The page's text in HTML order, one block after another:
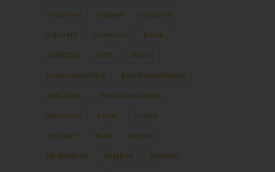
CONSERVAS CREMAS CROQUETAS
CUPCAKES DESAYUNO DÍA DE...
DIABÉTICOS DIETA DULCES
DULCES NAVIDEÑOS ELECTRODOMÉSTICOS
EMBUTIDOS EMBUTIDOS CASEROS
ENSALADAS FERIAS FLORES
FONDANT FRUTA FRUTAS
FRUTOS SECOS GALLETAS GRANADA